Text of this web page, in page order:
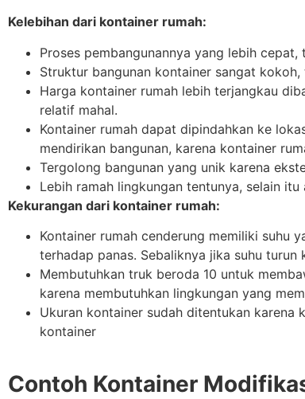
Kelebihan dari kontainer rumah:
Proses pembangunannya yang lebih
Struktur bangunan kontainer sangat
Harga kontainer rumah lebih terjangkau
relatif mahal.
Kontainer rumah dapat dipindahkan ke
mendirikan bangunan, karena kontainer
Tergolong bangunan yang unik karena
Lebih ramah lingkungan tentunya, selain
Kekurangan dari kontainer rumah:
Kontainer rumah cenderung memiliki suhu
terhadap panas. Sebaliknya jika suhu
Membutuhkan truk beroda 10 untuk
karena membutuhkan lingkungan yang
Ukuran kontainer sudah ditentukan karena
kontainer
Contoh Kontainer